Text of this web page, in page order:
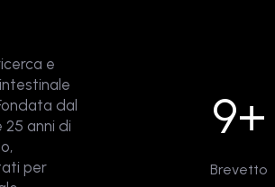
e
dal
25 anni di
per
9+
Brevetto